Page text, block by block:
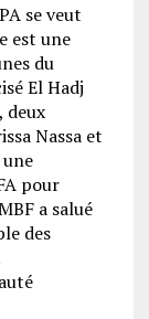
se veut
est une
du
El Hadj
deux
Nassa et
pour
a salué
des